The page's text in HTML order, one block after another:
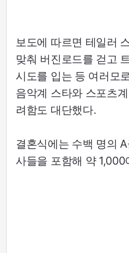
보도에 따르면 테일러
맞춰 버진로드를 걷고
시도를 입는 등 여러모
음악계 스타와 스포츠
려함도 대단했다.
결혼식에는 수백 명의
사들을 포함해 약